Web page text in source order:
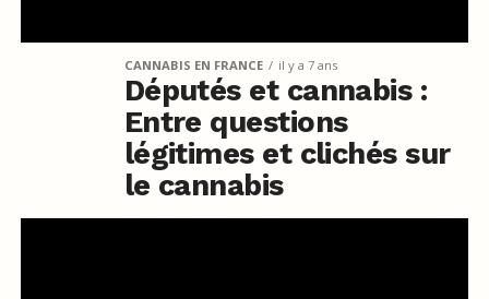
CANNABIS EN FRANCE il y a 7 ans
Députés et cannabis :
Entre questions
légitimes et clichés sur
le cannabis